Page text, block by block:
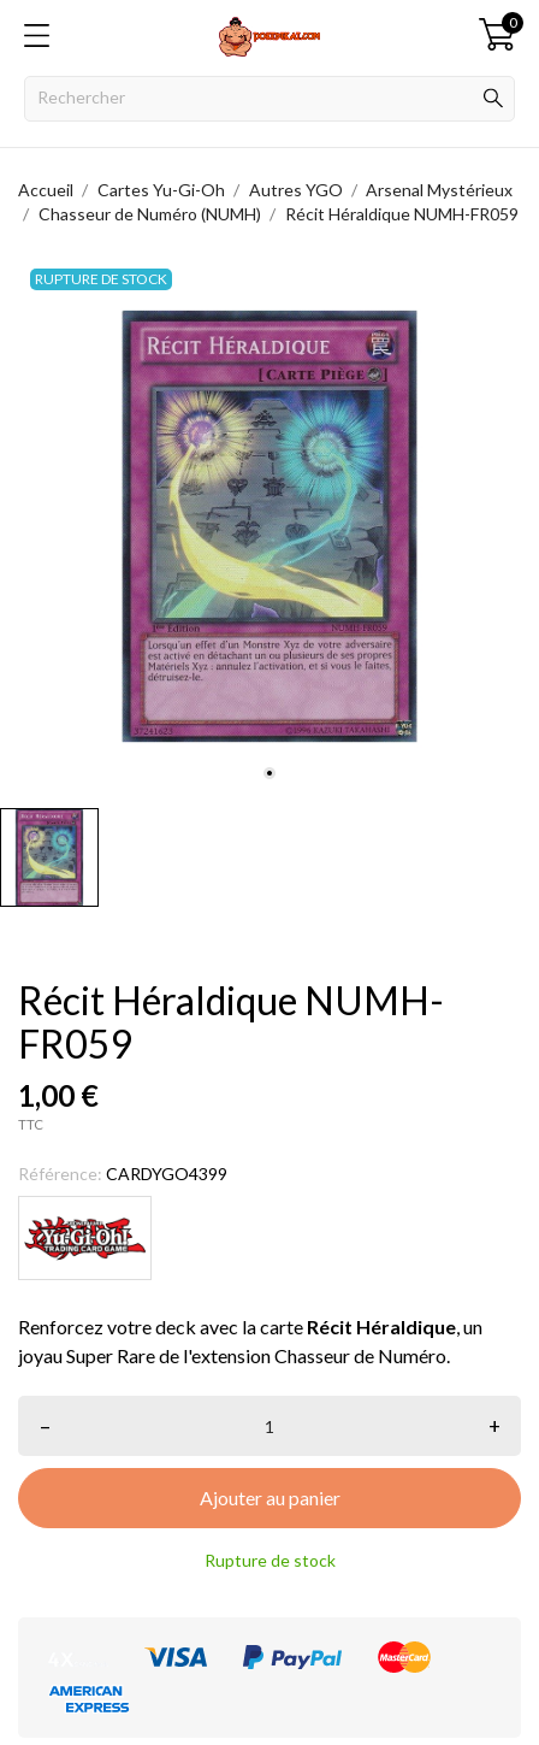
0
Accueil Cartes Yu-Gi-Oh Autres YGO
Arsenal Mystérieux
Chasseur de Numéro (NUMH)
Récit Héraldique NUMH-FR059
RUPTURE DE STOCK
Récit Héraldique NUMH-
FR059
1,00 €
TTC
Référence: CARDYGO4399
Renforcez votre deck avec la carte Récit Héraldique, un
joyau Super Rare de l'extension Chasseur de Numéro.
– +
Ajouter au panier
Rupture de stock